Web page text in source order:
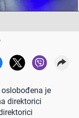
je
direktorici